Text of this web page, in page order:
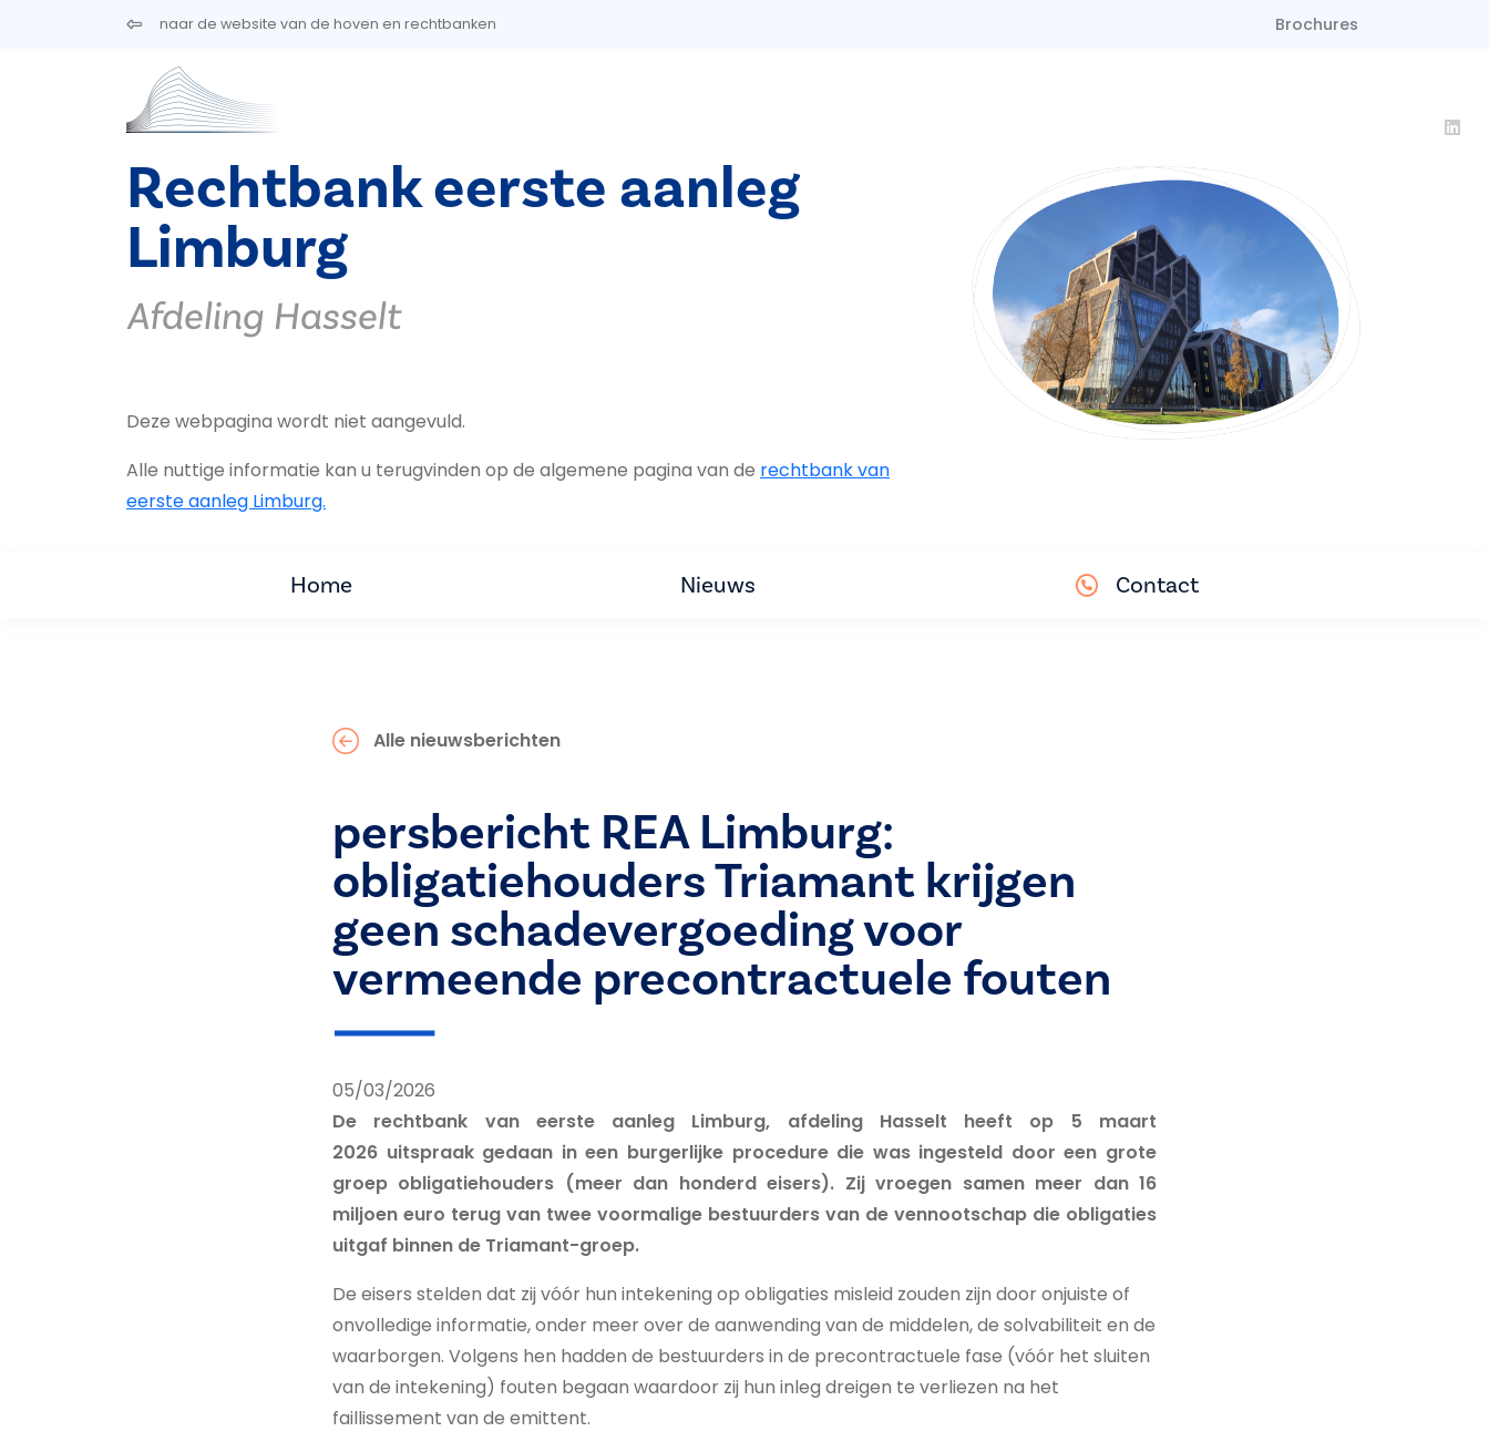
Overslaan en naar de inhoud gaannaar de website van de hoven en rechtbanken Brochures
Rechtbank eerste aanleg
Limburg
Afdeling Hasselt
Deze webpagina wordt niet aangevuld.
Alle nuttige informatie kan u terugvinden op de algemene pagina van de rechtbank van
eerste aanleg Limburg.
Home Nieuws Contact
Alle nieuwsberichten
persbericht REA Limburg:
obligatiehouders Triamant krijgen
geen schadevergoeding voor
vermeende precontractuele fouten
05/03/2026
De rechtbank van eerste aanleg Limburg, afdeling Hasselt heeft op 5 maart
2026 uitspraak gedaan in een burgerlijke procedure die was ingesteld door een grote
groep obligatiehouders (meer dan honderd eisers). Zij vroegen samen meer dan 16
miljoen euro terug van twee voormalige bestuurders van de vennootschap die obligaties
uitgaf binnen de Triamant-groep.
De eisers stelden dat zij vóór hun intekening op obligaties misleid zouden zijn door onjuiste of
onvolledige informatie, onder meer over de aanwending van de middelen, de solvabiliteit en de
waarborgen. Volgens hen hadden de bestuurders in de precontractuele fase (vóór het sluiten
van de intekening) fouten begaan waardoor zij hun inleg dreigen te verliezen na het
faillissement van de emittent.